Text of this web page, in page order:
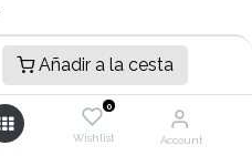
Añadir a la cesta
0
Wishlist Account